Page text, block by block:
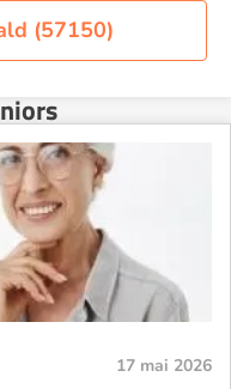
(57150)
17 mai 2026